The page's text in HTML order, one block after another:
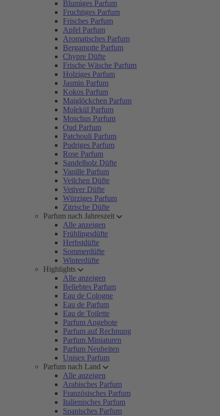
Blumiges Parfum
Fruchtiges Parfum
Frisches Parfum
Apfel Parfum
Aromatisches Parfum
Bergamotte Parfum
Chypre Düfte
Frische Wäsche Parfum
Holziges Parfum
Jasmin Parfum
Kokos Parfum
Maiglöckchen Parfum
Molekül Parfum
Moschus Parfum
Oud Parfum
Patchouli Parfum
Pudriges Parfum
Rose Parfum
Sandelholz Düfte
Vanille Parfum
Veilchen Düfte
Vetiver Düfte
Würziges Parfum
Zitrische Düfte
Parfum nach Jahreszeit
Alle anzeigen
Frühlingsdüfte
Herbstdüfte
Sommerdüfte
Winterdüfte
Highlights
Alle anzeigen
Beliebtes Parfum
Eau de Cologne
Eau de Parfum
Eau de Toilette
Parfum Angebote
Parfum auf Rechnung
Parfum Miniaturen
Parfum Neuheiten
Unisex Parfum
Parfum nach Land
Alle anzeigen
Arabisches Parfum
Französisches Parfum
Italienisches Parfum
Spanisches Parfum